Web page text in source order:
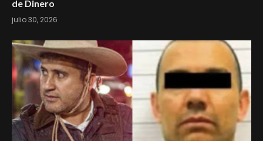
de Dinero
julio 30, 2026